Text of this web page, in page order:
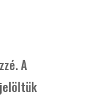
A